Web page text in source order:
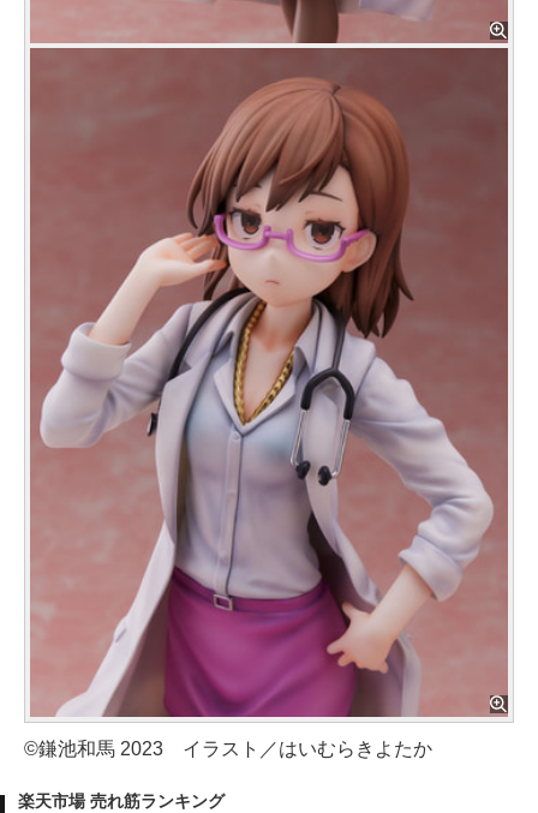
©鎌池和馬 2023 イラスト／はいむらきよたか
楽天市場 売れ筋ランキング